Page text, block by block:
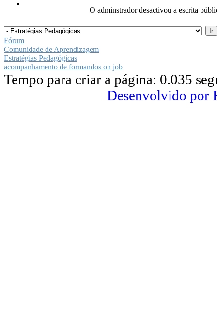
O adminstrador desactivou a escrita
Fórum
Comunidade de Aprendizagem
Estratégias Pedagógicas
acompanhamento de formandos on job
Tempo para criar a página: 0.035
Desenvolvido por